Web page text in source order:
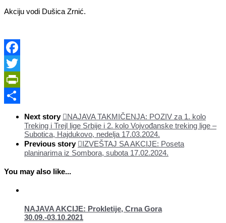
Akciju vodi Dušica Zrnić.
Facebook
Twitter
PrintFriendly
Next story
NAJAVA TAKMIČENJA: POZIV za 1. kolo
Treking i Trejl lige Srbije i 2. kolo Vojvođanske treking lige –
Subotica, Hajdukovo, nedelja 17.03.2024.
Previous story
IZVEŠTAJ SA AKCIJE: Poseta
planinarima iz Sombora, subota 17.02.2024.
You may also like...
NAJAVA AKCIJE: Prokletije, Crna Gora
30.09.-03.10.2021